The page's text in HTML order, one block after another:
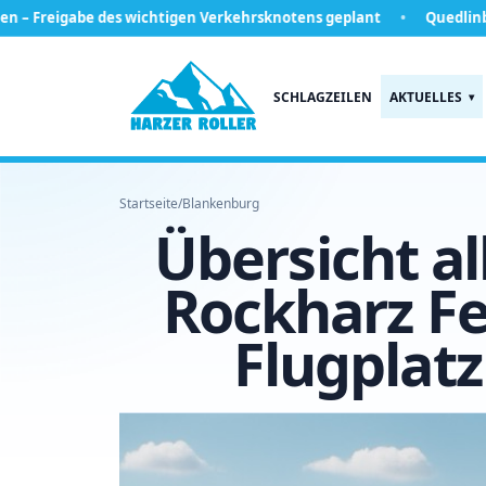
des wichtigen Verkehrsknotens geplant Quedlinburg
SCHLAGZEILEN AKTUELLES
Startseite/Blankenburg
Übersicht
Rockharz